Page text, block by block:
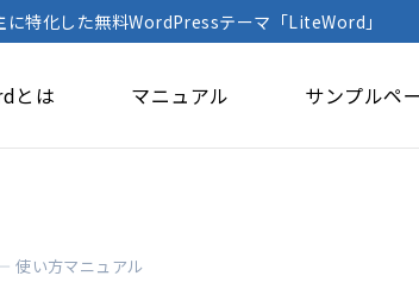
に特化した無料WordPressテーマ「LiteWord」
とは マニュアル サンプルペ
使い方マニュアル